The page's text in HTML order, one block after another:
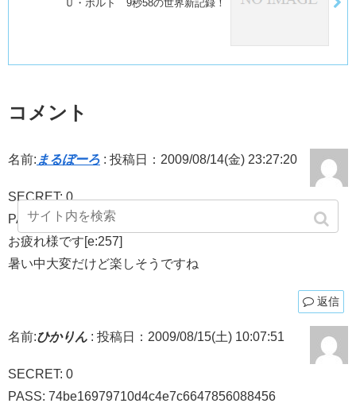
Ｕ・ボルト 9秒58の世界新記録！
コメント
名前: まるぼーろ : 投稿日：2009/08/14(金) 23:27:20
SECRET: 0
PASS: 74be16979710d4c4e7c6647856088456
お疲れ様です[e:257]
暑い中大変だけど楽しそうですね
返信
名前:ひかりん : 投稿日：2009/08/15(土) 10:07:51
SECRET: 0
PASS: 74be16979710d4c4e7c6647856088456